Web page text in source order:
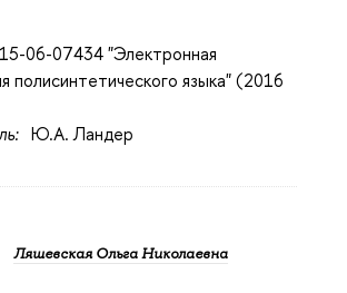
06-07434 "Электронная
полисинтетического языка" (2016
Ю.А. Ландер
Ляшевская Ольга Николаевна